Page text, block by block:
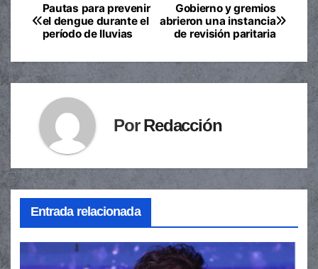
Navegación
de
entradas
Gobierno y gremios
abrieron una instancia
de revisión paritaria
Pautas para prevenir
el dengue durante el
período de lluvias
PorRedacción
Entrada relacionada